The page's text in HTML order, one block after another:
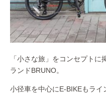
「小さな旅」をコンセプト
ランドBRUNO。
小径車を中心にE-BIKEもライ